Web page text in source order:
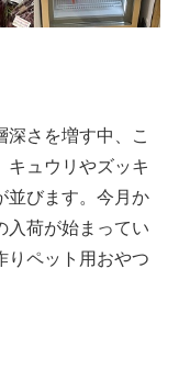
さを増す中、こ
キュウリやズッキ
並びます。今月か
入荷が始まってい
りペット用おやつ